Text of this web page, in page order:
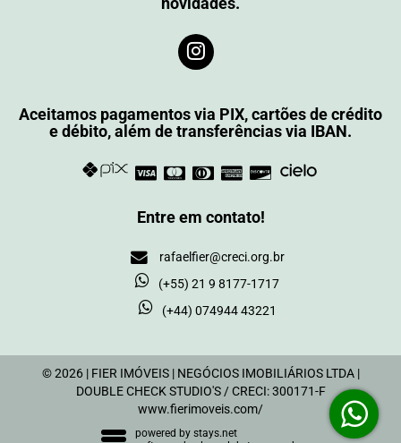
Aceitamos pagamentos via PIX, cartões de crédito
e débito, além de transferências via IBAN.
Entre em contato!
rafaelfier@creci.org.br
(+55) 21 9 8177-1717
(+44) 074944 43221
© 2026 | FIER IMÓVEIS | NEGÓCIOS IMOBILIÁRIOS LTDA |
DOUBLE CHECK STUDIO'S / CRECI: 300171-F
www.fierimoveis.com/
powered by stays.net